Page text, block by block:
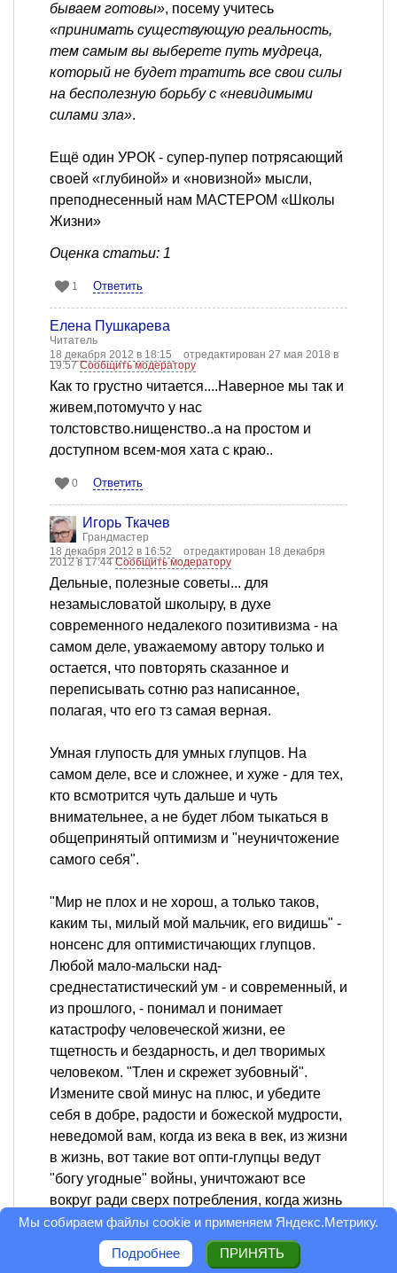
бываем готовы», посему учитесь
«принимать существующую реальность,
тем самым вы выберете путь мудреца,
который не будет тратить все свои силы
на бесполезную борьбу с «невидимыми
силами зла».
Ещё один УРОК - супер-пупер потрясающий
своей «глубиной» и «новизной» мысли,
преподнесенный нам МАСТЕРОМ «Школы
Жизни»
Оценка статьи: 1
1 Ответить
Елена Пушкарева
Читатель
18 декабря 2012 в 18:15
отредактирован 27 мая 2018 в
19:57Сообщить модератору
Как то грустно читается....Наверное мы так и
живем,потомучто у нас
толстовство.нищенство..а на простом и
доступном всем-моя хата с краю..
0 Ответить
Игорь Ткачев
Грандмастер
18 декабря 2012 в 16:52
отредактирован 18 декабря
2012 в 17:44Сообщить модератору
Дельные, полезные советы... для
незамысловатой школыру, в духе
современного недалекого позитивизма - на
самом деле, уважаемому автору только и
остается, что повторять сказанное и
переписывать сотню раз написанное,
полагая, что его тз самая верная.
Умная глупость для умных глупцов. На
самом деле, все и сложнее, и хуже - для тех,
кто всмотрится чуть дальше и чуть
внимательнее, а не будет лбом тыкаться в
общепринятый оптимизм и "неуничтожение
самого себя".
"Мир не плох и не хорош, а только таков,
каким ты, милый мой мальчик, его видишь" -
нонсенс для оптимистичающих глупцов.
Любой мало-мальски над-
среднестатистический ум - и современный, и
из прошлого, - понимал и понимает
катастрофу человеческой жизни, ее
тщетность и бездарность, и дел творимых
человеком. "Тлен и скрежет зубовный".
Измените свой минус на плюс, и убедите
себя в добре, радости и божеской мудрости,
неведомой вам, когда из века в век, из жизни
в жизнь, вот такие вот опти-глупцы ведут
"богу угодные" войны, уничтожают все
вокруг ради сверх потребления, когда жизнь
среднего человека это придти, потребить,
как можно больше и не оставить после себя
ничего, кроме тлена. Это смысл нашей
Мы собираем файлы cookie и применяем Яндекс.Метрику.
Подробнее ПРИНЯТЬ